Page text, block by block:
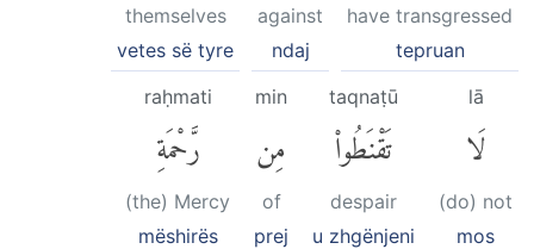
have transgressed
tepruan
against
ndaj
themselves
vetes së tyre
lā
لَا
(do) not
mos
taqnaṭū
تَقْنَطُوا۟
despair
u zhgënjeni
min
مِن
of
prej
raḥmati
رَّحْمَةِ
(the) Mercy
mëshirës